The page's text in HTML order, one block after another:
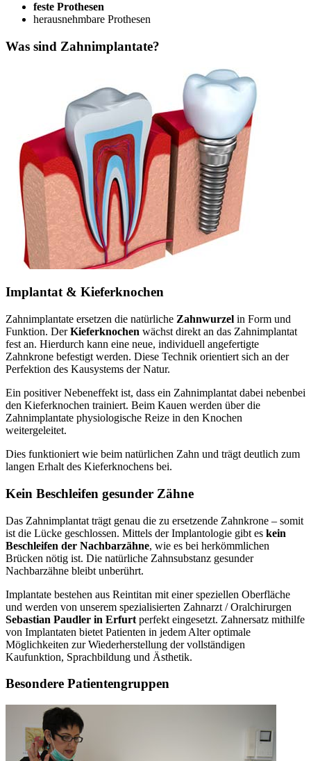
feste Prothesen
herausnehmbare Prothesen
Was sind Zahnimplantate?
Implantat & Kieferknochen
Zahnimplantate ersetzen die natürliche Zahnwurzel in Form und
Funktion. DerKieferknochen wächst direkt an das Zahnimplantat
fest an. Hierdurch kann eine neue, individuell angefertigte
Zahnkrone befestigt werden. Diese Technik orientiert sich an der
Perfektion des Kausystems der Natur.
Ein positiver Nebeneffekt ist, dass ein Zahnimplantat dabei nebenbei
den Kieferknochen trainiert. Beim Kauen werden über die
Zahnimplantate physiologische Reize in den Knochen
weitergeleitet.
Dies funktioniert wie beim natürlichen Zahn und trägt deutlich zum
langen Erhalt des Kieferknochens bei.
Kein Beschleifen gesunder Zähne
Das Zahnimplantat trägt genau die zu ersetzende Zahnkrone – somit
ist die Lücke geschlossen. Mittels der Implantologie gibt es kein
Beschleifen der Nachbarzähne, wie es bei herkömmlichen
Brücken nötig ist. Die natürliche Zahnsubstanz gesunder
Nachbarzähne bleibt unberührt.
Implantate bestehen aus Reintitan mit einer speziellen Oberfläche
und werden von unserem spezialisierten Zahnarzt / Oralchirurgen
Sebastian Paudler in Erfurt perfekt eingesetzt. Zahnersatz mithilfe
von Implantaten bietet Patienten in jedem Alter optimale
Möglichkeiten zur Wiederherstellung der vollständigen
Kaufunktion, Sprachbildung und Ästhetik.
Besondere Patientengruppen